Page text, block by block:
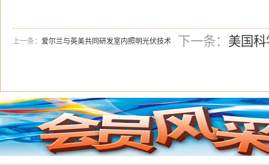
上一条： 爱尔兰与英美共同研发室内照明光伏技术 下一条： 美国